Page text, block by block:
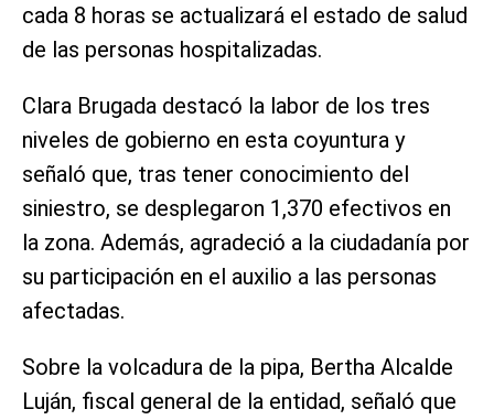
cada 8 horas se actualizará el estado de salud
de las personas hospitalizadas.
Clara Brugada destacó la labor de los tres
niveles de gobierno en esta coyuntura y
señaló que, tras tener conocimiento del
siniestro, se desplegaron 1,370 efectivos en
la zona. Además, agradeció a la ciudadanía por
su participación en el auxilio a las personas
afectadas.
Sobre la volcadura de la pipa, Bertha Alcalde
Luján, fiscal general de la entidad, señaló que